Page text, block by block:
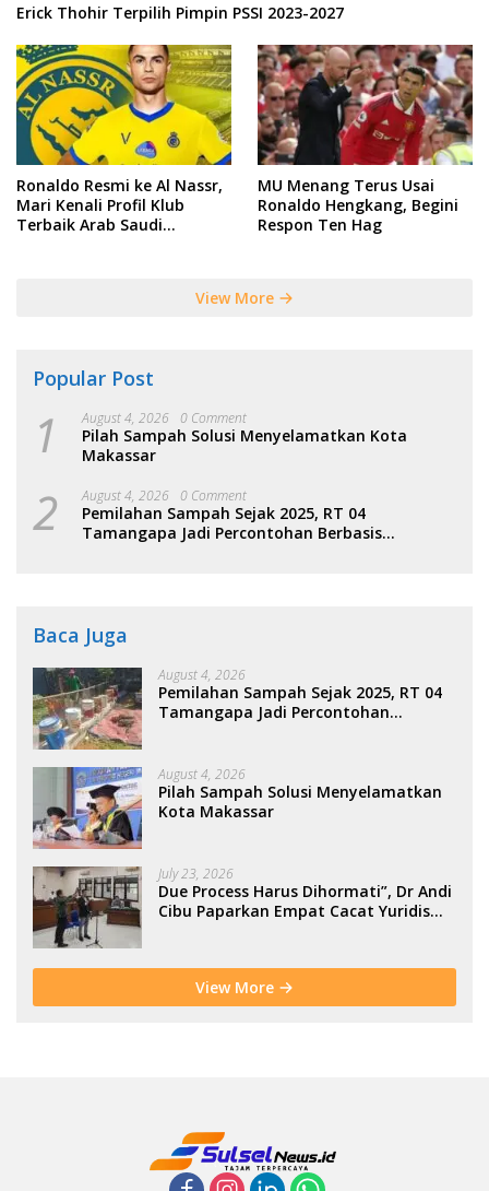
Erick Thohir Terpilih Pimpin PSSI 2023-2027
Ronaldo Resmi ke Al Nassr,
Mari Kenali Profil Klub
Terbaik Arab Saudi
MU Menang Terus Usai
Ronaldo Hengkang, Begini
Respon Ten Hag
View More
Popular Post
1 August 4, 2026 0 Comment
Pilah Sampah Solusi Menyelamatkan Kota
Makassar
2 August 4, 2026 0 Comment
Pemilahan Sampah Sejak 2025, RT 04
Tamangapa Jadi Percontohan Berbasis
Baca Juga
August 4, 2026
Pemilahan Sampah Sejak 2025, RT 04
Tamangapa Jadi Percontohan
August 4, 2026
Pilah Sampah Solusi Menyelamatkan
Kota Makassar
July 23, 2026
Due Process Harus Dihormati”, Dr Andi
Cibu Paparkan Empat Cacat Yuridis
View More